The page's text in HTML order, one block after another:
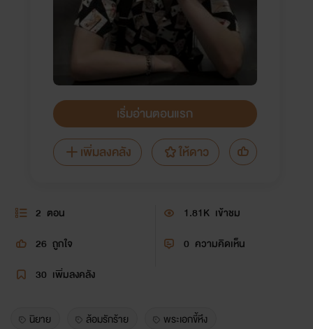
เริ่มอ่านตอนแรก
เพิ่มลงคลัง
ให้ดาว
2 ตอน 1.81K เข้าชม
26 ถูกใจ 0 ความคิดเห็น
30 เพิ่มลงคลัง
นิยาย ล้อมรักร้าย
พระเอกขี้หึง